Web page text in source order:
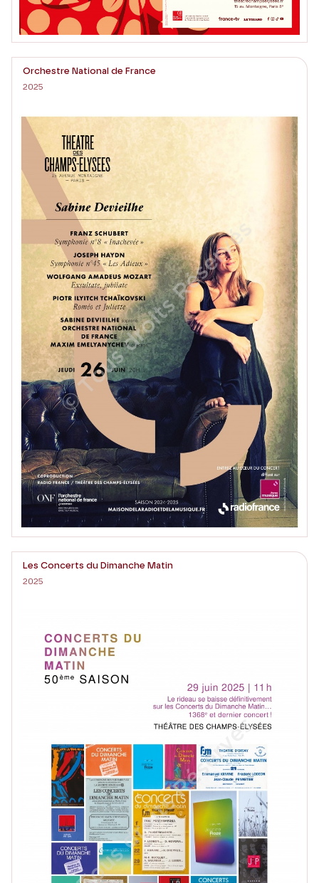
Orchestre National de France
2025
Les Concerts du Dimanche Matin
2025